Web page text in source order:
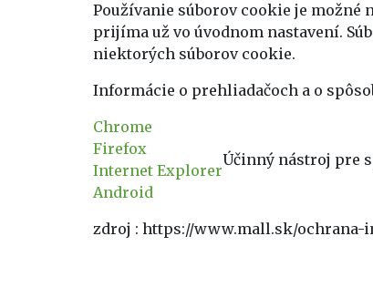
Používanie súborov cookie je možné
prijíma už vo úvodnom nastavení.
niektorých súborov cookie.
Informácie o prehliadačoch a o
Chrome
Firefox
Internet Explorer
Android
Účinný nástroj pre
zdroj : https://www.mall.sk/